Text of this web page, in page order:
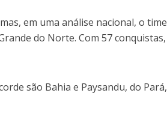
em uma análise nacional, o time
do Norte. Com 57 conquistas,
são Bahia e Paysandu, do Pará,